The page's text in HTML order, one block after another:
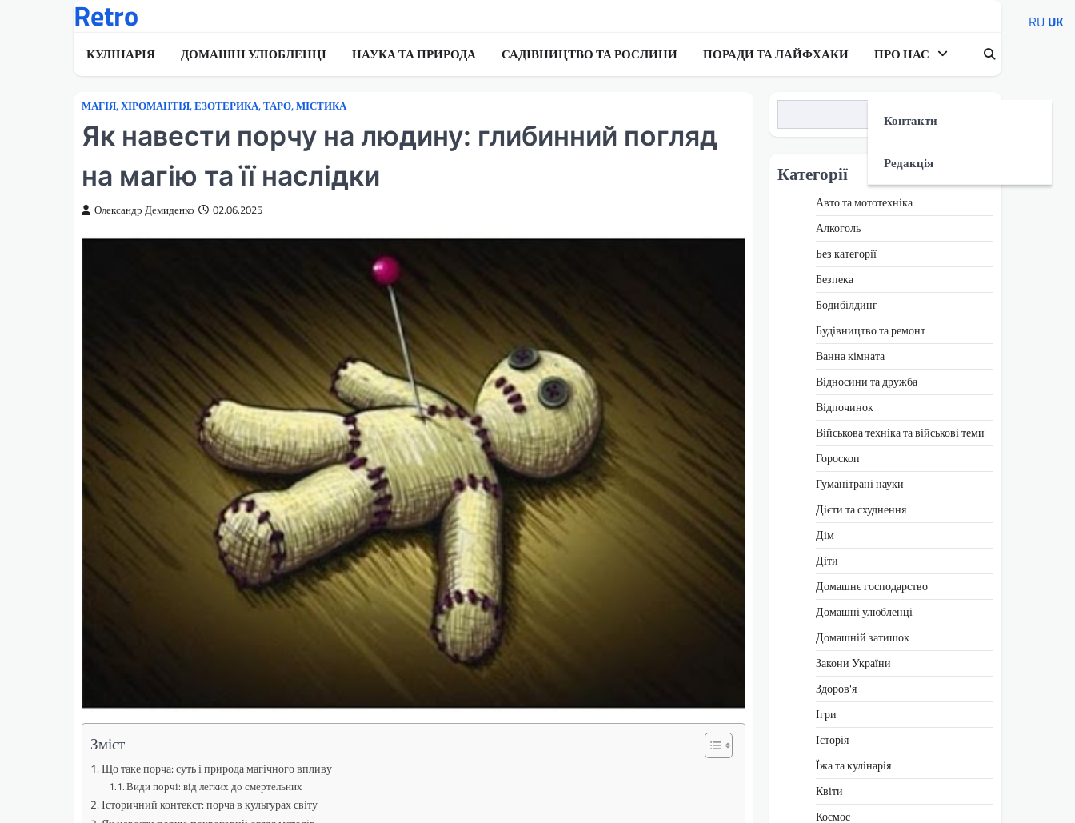
Retro
КУЛІНАРІЯ ДОМАШНІ УЛЮБЛЕНЦІ НАУКА ТА ПРИРОДА САДІВНИЦТВО ТА РОСЛИНИ ПОРАДИ ТА ЛАЙФХАКИ ПРО НАС
Контакти
Редакція
МАГІЯ, ХІРОМАНТІЯ, ЕЗОТЕРИКА, ТАРО, МІСТИКА
Як навести порчу на людину: глибинний погляд
на магію та її наслідки
Олександр Демиденко 02.06.2025
Зміст
Що таке порча: суть і природа магічного впливу
Види порчі: від легких до смертельних
Історичний контекст: порча в культурах світу
Категорії
Авто та мототехніка
Алкоголь
Без категорії
Безпека
Бодибілдинг
Будівництво та ремонт
Ванна кімната
Відносини та дружба
Відпочинок
Військова техніка та військові теми
Гороскоп
Гуманітрані науки
Дієти та схуднення
Дім
Діти
Домашнє господарство
Домашні улюбленці
Домашній затишок
Закони України
Здоров'я
Ігри
Історія
Їжа та кулінарія
Квіти
Космос
RU UK